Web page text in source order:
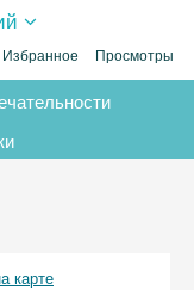
Избранное Просмотры
карте